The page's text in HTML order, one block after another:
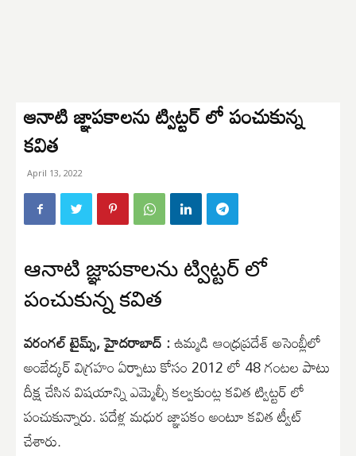
ఆనాటి జ్ఞాపకాలను ట్విట్టర్ లో పంచుకున్న
కవిత
April 13, 2022
ఆనాటి జ్ఞాపకాలను ట్విట్టర్ లో
పంచుకున్న కవిత
వరంగల్ టైమ్స్, హైదరాబాద్ :ఉమ్మడి ఆంధ్రప్రదేశ్ అసెంబ్లీలో
అంబేద్కర్ విగ్రహం ఏర్పాటు కోసం 2012 లో 48 గంటల పాటు
దీక్ష చేసిన విషయాన్ని ఎమ్మెల్సీ కల్వకుంట్ల కవిత ట్విట్టర్ లో
పంచుకున్నారు. పదేళ్ల మధుర జ్ఞాపకం అంటూ కవిత ట్వీట్
చేశారు.